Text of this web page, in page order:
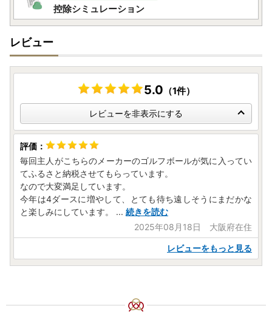
控除シミュレーション
レビュー
5.0 （1件）
レビューを非表示にする
毎回主人がこちらのメーカーのゴルフボールが気に入ってい
てふるさと納税させてもらっています。
なので大変満足しています。
今年は4ダースに増やして、とても待ち遠しそうにまだかな
と楽しみにしています。
... 続きを読む
2025年08月18日 大阪府在住
レビューをもっと見る